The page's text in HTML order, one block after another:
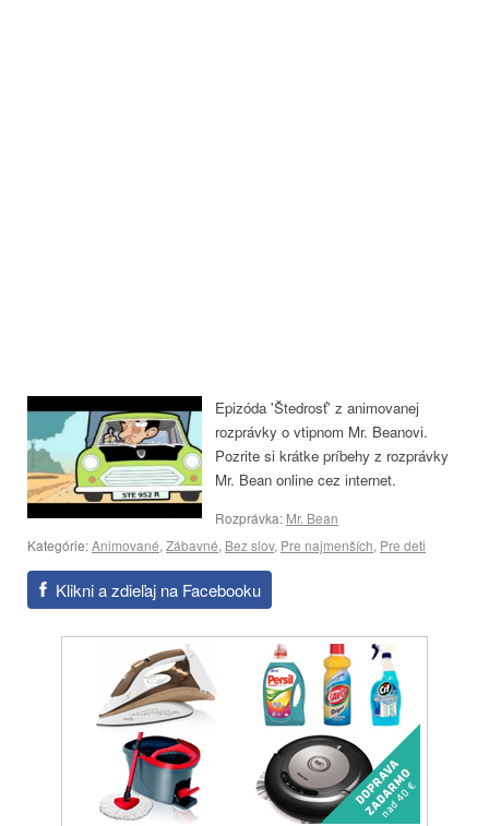
Epizóda 'Štedrosť' z animovanej
rozprávky o vtipnom Mr. Beanovi.
Pozrite si krátke príbehy z rozprávky
Mr. Bean online cez internet.
Rozprávka: Mr. Bean
Kategórie:Animované, Zábavné, Bez slov, Pre najmenších, Pre deti
Klikni a zdieľaj na Facebooku